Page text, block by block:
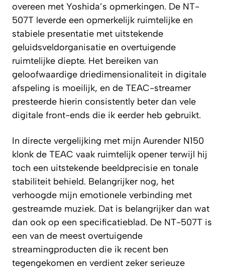
overeen met Yoshida’s opmerkingen. De NT-
507T leverde een opmerkelijk ruimtelijke en
stabiele presentatie met uitstekende
geluidsveldorganisatie en overtuigende
ruimtelijke diepte. Het bereiken van
geloofwaardige driedimensionaliteit in digitale
afspeling is moeilijk, en de TEAC-streamer
presteerde hierin consistently beter dan vele
digitale front-ends die ik eerder heb gebruikt.
In directe vergelijking met mijn Aurender N150
klonk de TEAC vaak ruimtelijk opener terwijl hij
toch een uitstekende beeldprecisie en tonale
stabiliteit behield. Belangrijker nog, het
verhoogde mijn emotionele verbinding met
gestreamde muziek. Dat is belangrijker dan wat
dan ook op een specificatieblad. De NT-507T is
een van de meest overtuigende
streamingproducten die ik recent ben
tegengekomen en verdient zeker serieuze